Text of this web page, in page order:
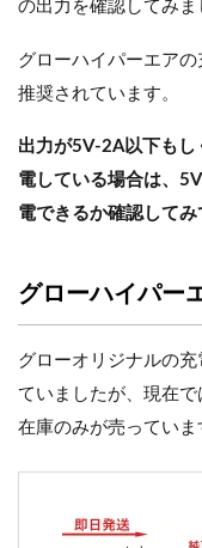
の出力を確認してみま
グローハイパーエア
推奨されています。
出力が5V-2A以下もし
電している場合は、
電できるか確認してみ
グローハイパー
グローオリジナルの
ていましたが、現在
在庫のみが売っていま